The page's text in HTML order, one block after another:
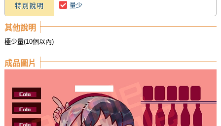
特別說明 量少
其他說明
極少量(10個以內)
成品圖片